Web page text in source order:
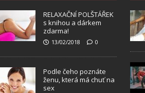
RELAXAČNÍ POLŠTÁŘEK
s knihou a dárkem
zdarma!
13/02/2018 0
Podle čeho poznáte
ženu, která má chuť na
sex